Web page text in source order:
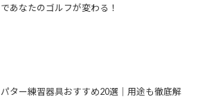
であなたのゴルフが変わる！
パター練習器具おすすめ20選｜用途も徹底解